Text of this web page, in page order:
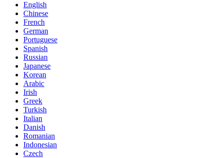
English
Chinese
French
German
Portuguese
Spanish
Russian
Japanese
Korean
Arabic
Irish
Greek
Turkish
Italian
Danish
Romanian
Indonesian
Czech